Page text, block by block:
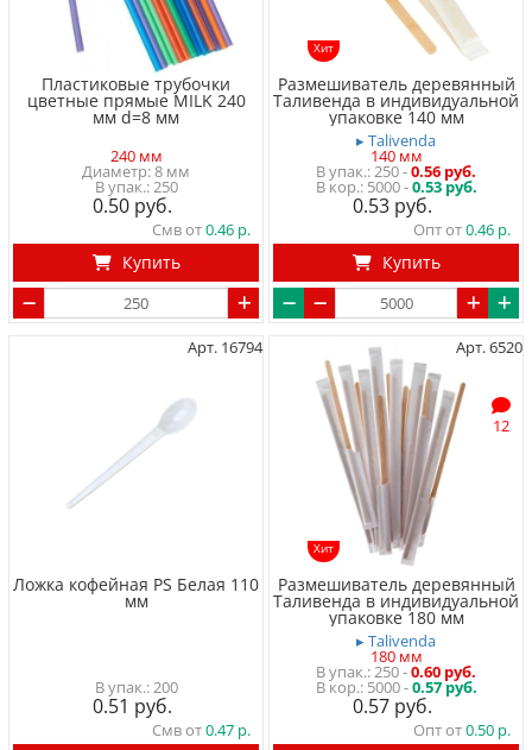
Пластиковые трубочки
цветные прямые MILK 240
мм d=8 мм
240 мм
Диаметр: 8 мм
250
0.50
Смв от0.46
Купить
Хит
Размешиватель деревянный
Таливенда в индивидуальной
упаковке 140 мм
▸ Talivenda
140 мм
250-0.56 руб.
5000 -0.53 руб.
0.53
Опт от0.46
Купить
Арт. 16794
Ложка кофейная PS Белая 110
мм
200
0.51
Смв от0.47
Арт. 6520
12
Хит
Размешиватель деревянный
Таливенда в индивидуальной
упаковке 180 мм
▸ Talivenda
180 мм
250-0.60 руб.
5000 -0.57 руб.
0.57
Опт от0.50